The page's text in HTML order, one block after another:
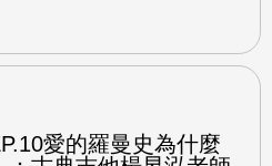
愛的羅曼史為什麼